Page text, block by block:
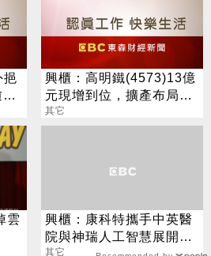
挹
7
興櫃：高明鐵(4573)13億
元現增到位，擴產布局AI
高速光互連量產商機
其它
雲
興櫃：康科特攜手中英醫
院與神瑞人工智慧展開策
其它